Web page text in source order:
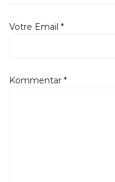
Votre Email *
Kommentar *